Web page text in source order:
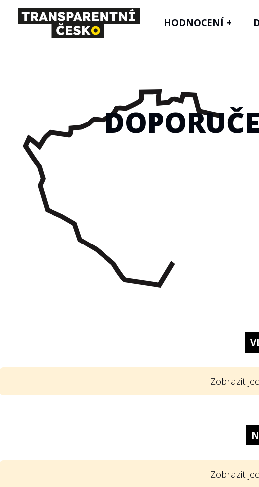
HODNOCENÍ +
Zobrazit
schválené státem jako vlastníkem státní
střednědobé cíle, které má management
podnikatelská strategie).
Zobrazit